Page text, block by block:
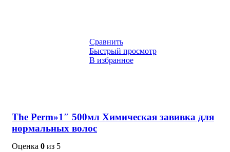
Сравнить
Быстрый просмотр
В избранное
The Perm»1″ 500мл Химическая завивка для
нормальных волос
Оценка 0 из 5